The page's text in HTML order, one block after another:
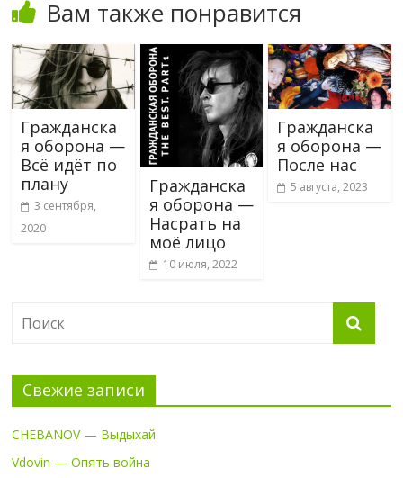
Вам также понравится
Гражданска
я оборона —
Всё идёт по
плану
3 сентября,
2020
Гражданска
я оборона —
Насрать на
моё лицо
10 июля, 2022
Гражданска
я оборона —
После нас
5 августа, 2023
Свежие записи
CHEBANOV — Выдыхай
Vdovin — Опять война